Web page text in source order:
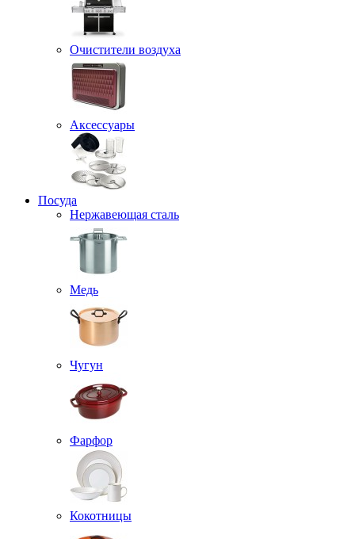
Очистители воздуха
Аксессуары
Посуда
Нержавеющая сталь
Медь
Чугун
Фарфор
Кокотницы